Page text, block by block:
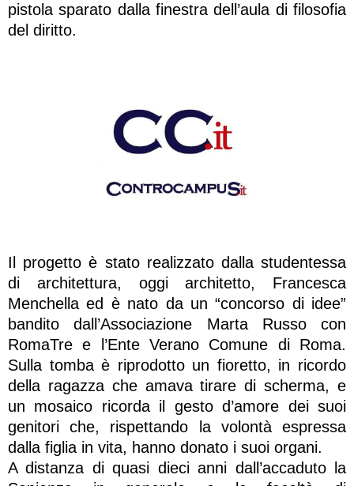
pistola sparato dalla finestra dell’aula di filosofia
del diritto.
Il progetto è stato realizzato dalla studentessa
di architettura, oggi architetto, Francesca
Menchella ed è nato da un “concorso di idee”
bandito dall’Associazione Marta Russo con
RomaTre e l’Ente Verano Comune di Roma.
Sulla tomba è riprodotto un fioretto, in ricordo
della ragazza che amava tirare di scherma, e
un mosaico ricorda il gesto d’amore dei suoi
genitori che, rispettando la volontà espressa
dalla figlia in vita, hanno donato i suoi organi.
A distanza di quasi dieci anni dall’accaduto la